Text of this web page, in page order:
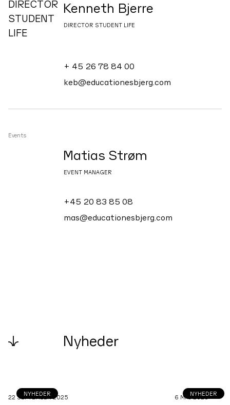
Kenneth Bjerre
DIRECTOR STUDENT LIFE
+ 45 26 78 84 00
keb@educationesbjerg.com
Events
Matias Strøm
EVENT MANAGER
+45 20 83 85 08
mas@educationesbjerg.com
↓ Nyheder
NYHEDER
22 SEPTEMBER 2025
NYHEDER
6 MAJ 2025